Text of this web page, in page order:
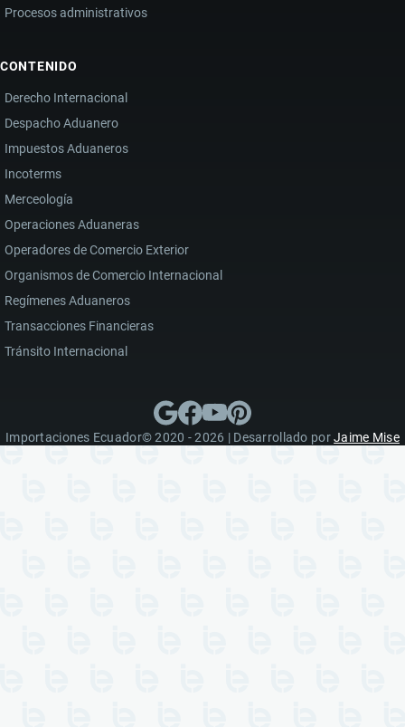
Procesos administrativos
CONTENIDO
Derecho Internacional
Despacho Aduanero
Impuestos Aduaneros
Incoterms
Merceología
Operaciones Aduaneras
Operadores de Comercio Exterior
Organismos de Comercio Internacional
Regímenes Aduaneros
Transacciones Financieras
Tránsito Internacional
Importaciones Ecuador© 2020 - 2026 | Desarrollado porJaime Mise